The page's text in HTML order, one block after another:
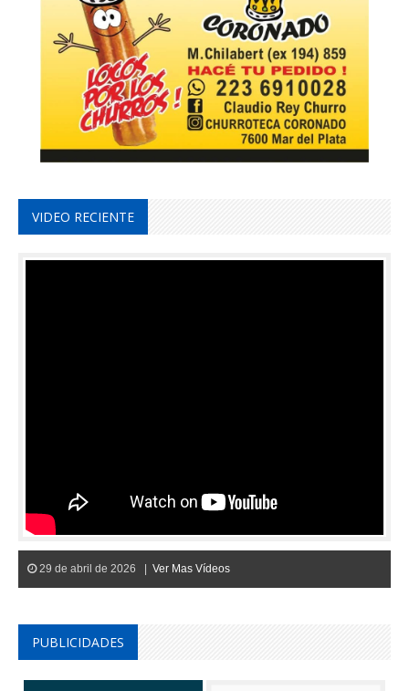
VIDEO RECIENTE
29 de abril de 2026 | Ver Mas Vídeos
PUBLICIDADES